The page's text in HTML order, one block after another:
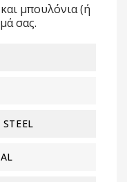
μπουλόνια (ή
σας.